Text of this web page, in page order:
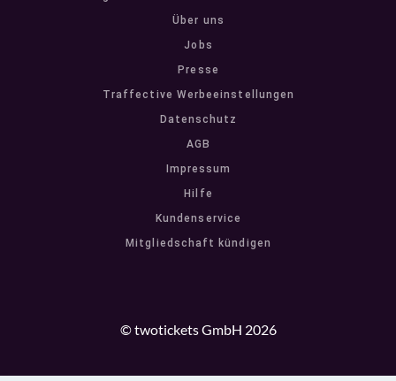
Über uns
Jobs
Presse
Traffective Werbeeinstellungen
Datenschutz
AGB
Impressum
Hilfe
Kundenservice
Mitgliedschaft kündigen
© twotickets GmbH 2026